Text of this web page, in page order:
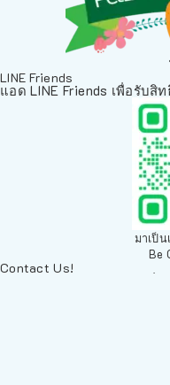
LINE Friends
แอด LINE Friends เพื่อรับ
มาเป็น
Be
Contact Us!